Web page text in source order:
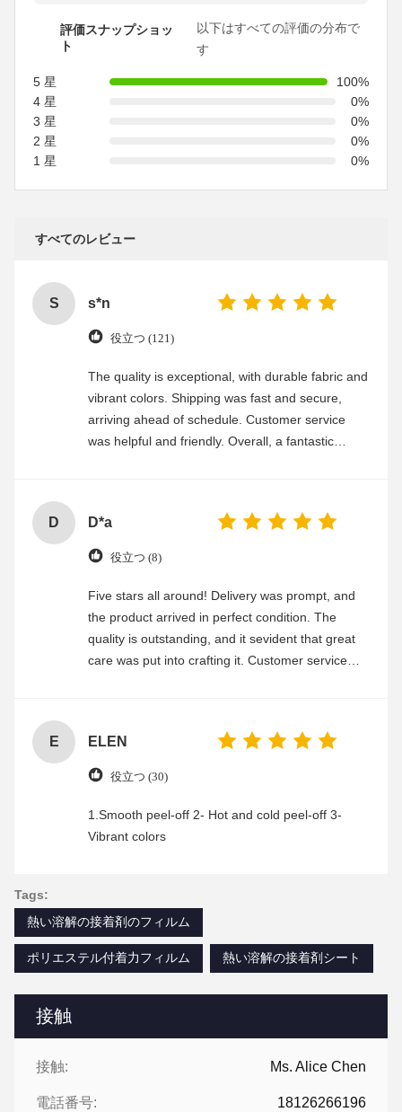
接触
接触: Ms. Alice Chen
電話番号: 18126266196
評価スナップショッ
ト
以下はすべての評価の分布で
す
5 星
100%
4 星
0%
3 星
0%
2 星
0%
1 星
0%
すべてのレビュー
S s*n
役立つ (121)
The quality is exceptional, with durable fabric and
vibrant colors. Shipping was fast and secure,
arriving ahead of schedule. Customer service
was helpful and friendly. Overall, a fantastic
D D*a
役立つ (8)
Five stars all around! Delivery was prompt, and
the product arrived in perfect condition. The
quality is outstanding, and it sevident that great
care was put into crafting it. Customer service
E ELEN
役立つ (30)
1.Smooth peel-off 2- Hot and cold peel-off 3-
Vibrant colors
Tags:
熱い溶解の接着剤のフィルム
ポリエステル付着力フィルム 熱い溶解の接着剤シート